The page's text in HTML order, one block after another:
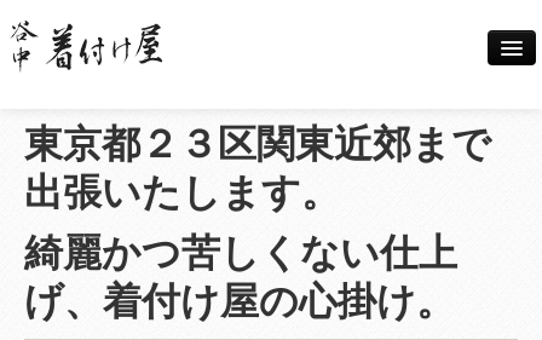
Home
出張着付け案内
着付けメニュー
東京都２３区関東近郊まで
出張いたします。
綺麗かつ苦しくない仕上
げ、 着付け屋の心掛け。